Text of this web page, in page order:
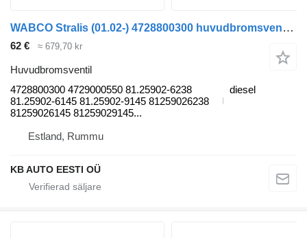
WABCO Stralis (01.02-) 4728800300 huvudbromsventil till IVECO Stralis, Trakker (2002-) lastbil
62 € ≈ 679,70 kr
Huvudbromsventil
4728800300 4729000550 81.25902-6238
81.25902-6145 81.25902-9145 81259026238
81259026145 81259029145...
diesel
Estland, Rummu
KB AUTO EESTI OÜ